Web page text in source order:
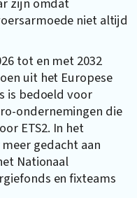
niet altijd
tot en met 2032
uit het Europese
is bedoeld voor
ondernemingen die
ETS2. In het
gedacht aan
Nationaal
en fixteams